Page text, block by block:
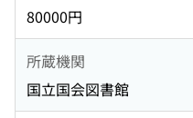
80000円
所蔵機関
国立国会図書館